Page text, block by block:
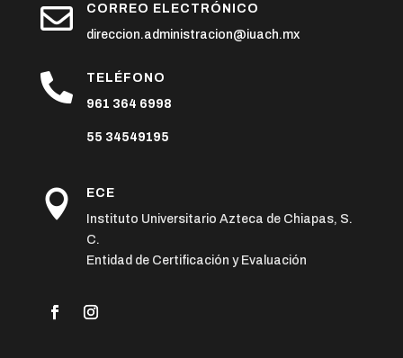

CORREO ELECTRÓNICO
direccion.administracion@iuach.mx

TELÉFONO
961 364 6998
55 34549195

ECE
Instituto Universitario Azteca de Chiapas, S.
C.
Entidad de Certificación y Evaluación